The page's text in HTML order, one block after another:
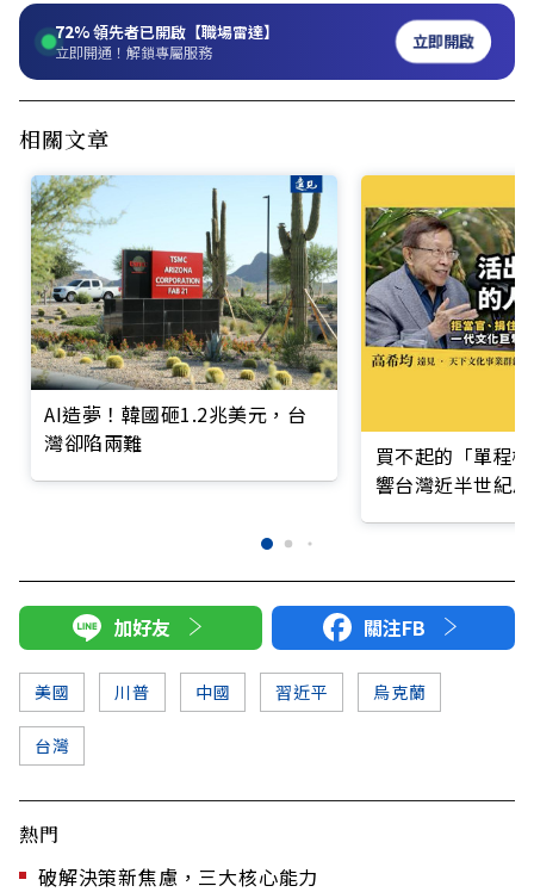
72%領先者已開啟【職場雷達】
立即開通！解鎖專屬服務 立即開啟
相關文章
AI造夢！韓國砸1.2兆美元，台
灣卻陷兩難
買不起的「單程
響台灣近半世紀
加好友 關注FB
美國 川普 中國 習近平 烏克蘭
台灣
熱門
破解決策新焦慮，三大核心能力